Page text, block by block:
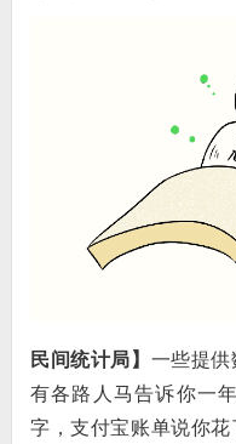
民间统计局】 一些提
有各路人马告诉你一
字，支付宝账单说你